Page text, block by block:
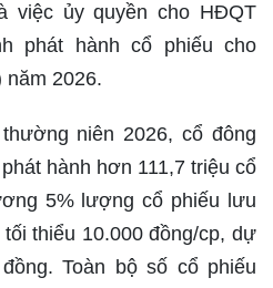
việc ủy quyền cho HĐQT
phát hành cổ phiếu cho
năm 2026.
niên 2026, cổ đông
hành hơn 111,7 triệu cổ
5% lượng cổ phiếu lưu
thiểu 10.000 đồng/cp, dự
Toàn bộ số cổ phiếu